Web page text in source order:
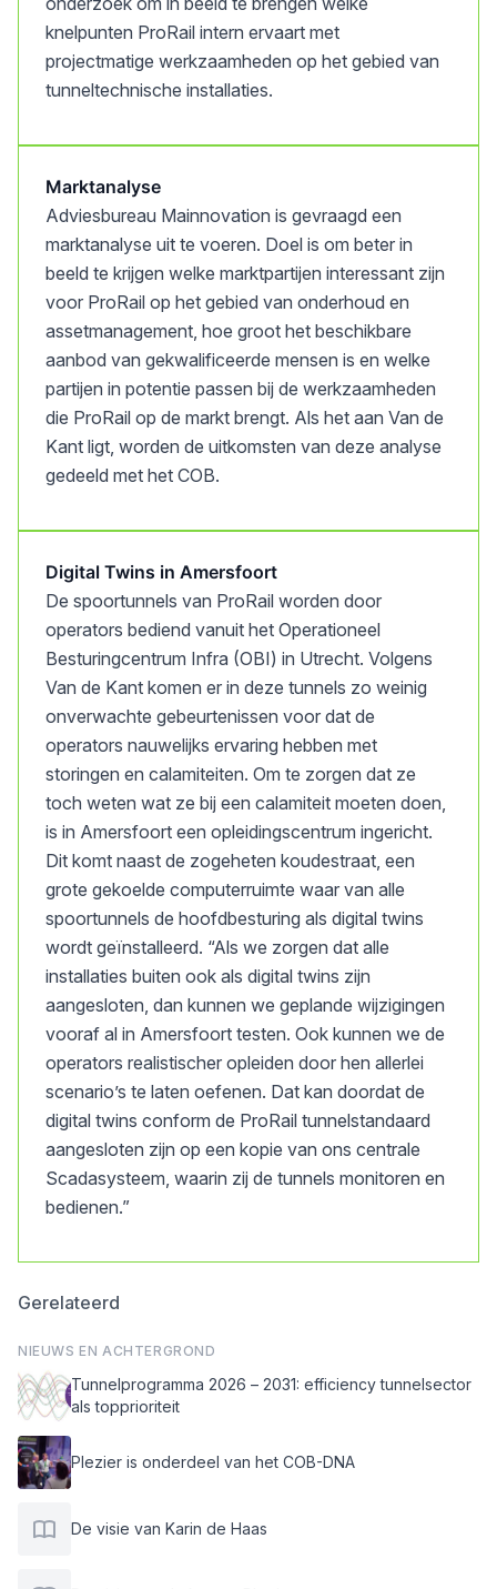
knelpunten ProRail intern ervaart met
projectmatige werkzaamheden op het gebied van
tunneltechnische installaties.
Marktanalyse
Adviesbureau Mainnovation is gevraagd een
marktanalyse uit te voeren. Doel is om beter in
beeld te krijgen welke marktpartijen interessant zijn
voor ProRail op het gebied van onderhoud en
assetmanagement, hoe groot het beschikbare
aanbod van gekwalificeerde mensen is en welke
partijen in potentie passen bij de werkzaamheden
die ProRail op de markt brengt. Als het aan Van de
Kant ligt, worden de uitkomsten van deze analyse
gedeeld met het COB.
Digital Twins in Amersfoort
De spoortunnels van ProRail worden door
operators bediend vanuit het Operationeel
Besturingcentrum Infra (OBI) in Utrecht. Volgens
Van de Kant komen er in deze tunnels zo weinig
onverwachte gebeurtenissen voor dat de
operators nauwelijks ervaring hebben met
storingen en calamiteiten. Om te zorgen dat ze
toch weten wat ze bij een calamiteit moeten doen,
is in Amersfoort een opleidingscentrum ingericht.
Dit komt naast de zogeheten koudestraat, een
grote gekoelde computerruimte waar van alle
spoortunnels de hoofdbesturing als digital twins
wordt geïnstalleerd. “Als we zorgen dat alle
installaties buiten ook als digital twins zijn
aangesloten, dan kunnen we geplande wijzigingen
vooraf al in Amersfoort testen. Ook kunnen we de
operators realistischer opleiden door hen allerlei
scenario’s te laten oefenen. Dat kan doordat de
digital twins conform de ProRail tunnelstandaard
aangesloten zijn op een kopie van ons centrale
Scadasysteem, waarin zij de tunnels monitoren en
bedienen.”
Gerelateerd
NIEUWS EN ACHTERGROND
Tunnelprogramma 2026 – 2031: efficiency tunnelsector
als topprioriteit
Plezier is onderdeel van het COB-DNA
De visie van Karin de Haas